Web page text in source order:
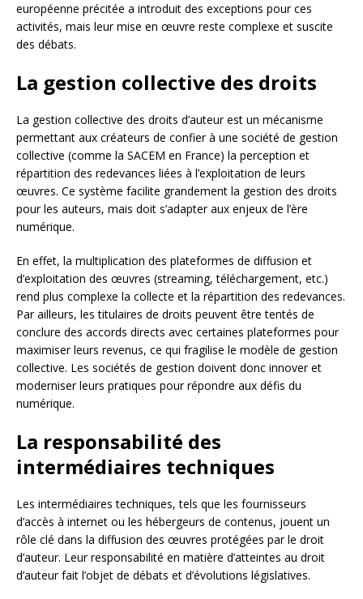
européenne précitée a introduit des exceptions pour ces
activités, mais leur mise en œuvre reste complexe et suscite
des débats.
La gestion collective des droits
La gestion collective des droits d’auteur est un mécanisme
permettant aux créateurs de confier à une société de gestion
collective (comme la SACEM en France) la perception et
répartition des redevances liées à l’exploitation de leurs
œuvres. Ce système facilite grandement la gestion des droits
pour les auteurs, mais doit s’adapter aux enjeux de l’ère
numérique.
En effet, la multiplication des plateformes de diffusion et
d’exploitation des œuvres (streaming, téléchargement, etc.)
rend plus complexe la collecte et la répartition des redevances.
Par ailleurs, les titulaires de droits peuvent être tentés de
conclure des accords directs avec certaines plateformes pour
maximiser leurs revenus, ce qui fragilise le modèle de gestion
collective. Les sociétés de gestion doivent donc innover et
moderniser leurs pratiques pour répondre aux défis du
numérique.
La responsabilité des
intermédiaires techniques
Les intermédiaires techniques, tels que les fournisseurs
d’accès à internet ou les hébergeurs de contenus, jouent un
rôle clé dans la diffusion des œuvres protégées par le droit
d’auteur. Leur responsabilité en matière d’atteintes au droit
d’auteur fait l’objet de débats et d’évolutions législatives.